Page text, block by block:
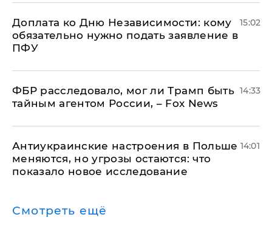
Доплата ко Дню Независимости: кому
обязательно нужно подать заявление в
ПФУ
15:02
ФБР расследовало, мог ли Трамп быть
тайным агентом России, – Fox News
14:33
Антиукраинские настроения в Польше
меняются, но угрозы остаются: что
показало новое исследование
14:01
Смотреть ещё